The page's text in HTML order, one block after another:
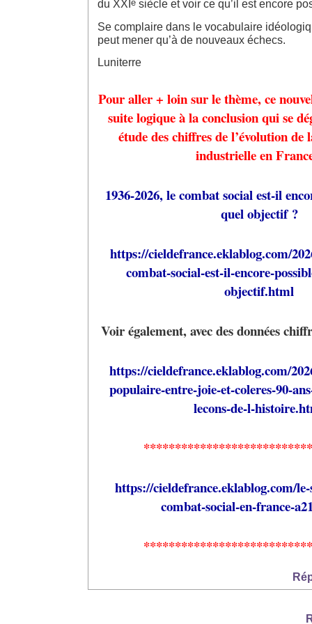
du XXI e siècle et voir ce qu’il est encore
Se complaire dans le vocabulaire
peut mener qu’à de nouveaux échecs.
Luniterre
Pour aller + loin sur le thème, ce
suite logique à la conclusion qui se
étude des chiffres de l’évolution de
industrielle en
1936-2026, le combat social est-il
quel objectif ?
https://cieldefrance.eklablog.com/
combat-social-est-il-encore-
objectif.html
Voir également, avec des données
https://cieldefrance.eklablog.com/
populaire-entre-joie-et-coleres-90-
lecons-de-l-
https://cieldefrance.eklablog.com/
combat-social-en-france-